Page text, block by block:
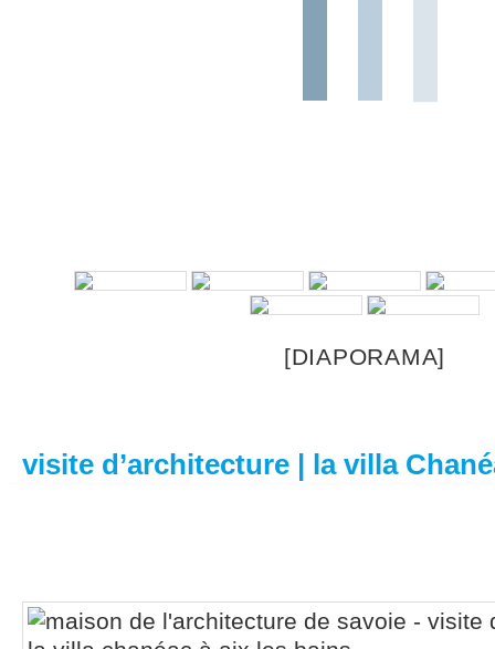
[DIAPORAMA]
visite d’architecture | la villa